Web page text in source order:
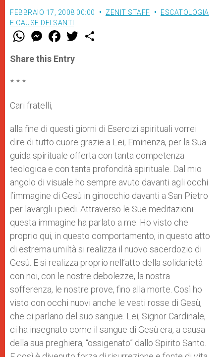
FEBBRAIO 17, 2008 00:00 ZENIT STAFF
ESCATOLOGIA
E CAUSE DEI SANTI
W
t
s
M
e
s
e
F
a
e
b
w
Share this Entry
* * *
Cari fratelli,
alla fine di questi giorni di Esercizi spirituali vorrei
dire di tutto cuore grazie a Lei, Eminenza, per la Sua
guida spirituale offerta con tanta competenza
teologica e con tanta profondità spirituale. Dal mio
angolo di visuale ho sempre avuto davanti agli occhi
l’immagine di Gesù in ginocchio davanti a San Pietro
per lavargli i piedi. Attraverso le Sue meditazioni
questa immagine ha parlato a me. Ho visto che
proprio qui, in questo comportamento, in questo atto
di estrema umiltà si realizza il nuovo sacerdozio di
Gesù. E si realizza proprio nell’atto della solidarietà
con noi, con le nostre debolezze, la nostra
sofferenza, le nostre prove, fino alla morte. Così ho
visto con occhi nuovi anche le vesti rosse di Gesù,
che ci parlano del suo sangue. Lei, Signor Cardinale,
ci ha insegnato come il sangue di Gesù era, a causa
della sua preghiera, “ossigenato” dallo Spirito Santo.